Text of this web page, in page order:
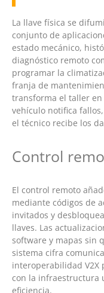
La llave física se
conjunto de
estado mecánico,
diagnóstico remoto
programar la
franja de
transforma el taller
vehículo notifica
el técnico recibe los
Control
El control remoto
mediante códigos de
invitados y
llaves. Las
software y mapas sin
sistema cifra
interoperabilidad V2X
con la infraestructura
eficiencia.